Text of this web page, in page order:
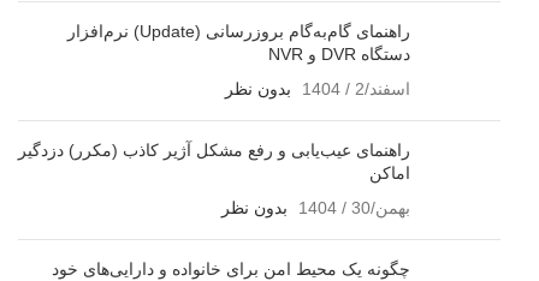
راهنمای گام‌به‌گام بروزرسانی (Update) نرم‌افزار
دستگاه DVR و NVR
اسفند/2 / 1404
بدون نظر
راهنمای عیب‌یابی و رفع مشکل آژیر کاذب (مکرر) دزدگیر
اماکن
بهمن/30 / 1404
بدون نظر
چگونه یک محیط امن برای خانواده و دارایی‌های خود